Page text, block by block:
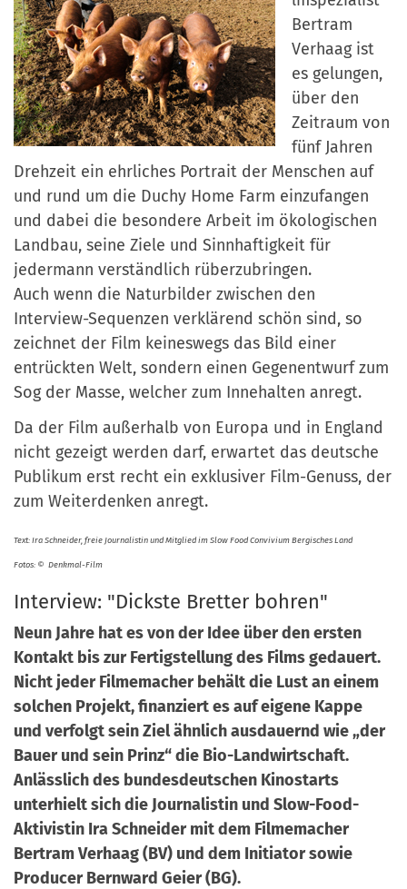
Bertram
Verhaag ist
es gelungen,
über den
Zeitraum von
fünf Jahren
Drehzeit ein ehrliches Portrait der Menschen auf
und rund um die Duchy Home Farm einzufangen
und dabei die besondere Arbeit im ökologischen
Landbau, seine Ziele und Sinnhaftigkeit für
jedermann verständlich rüberzubringen.
Auch wenn die Naturbilder zwischen den
Interview-Sequenzen verklärend schön sind, so
zeichnet der Film keineswegs das Bild einer
entrückten Welt, sondern einen Gegenentwurf zum
Sog der Masse, welcher zum Innehalten anregt.
Da der Film außerhalb von Europa und in England
nicht gezeigt werden darf, erwartet das deutsche
Publikum erst recht ein exklusiver Film-Genuss, der
zum Weiterdenken anregt.
Text: Ira Schneider, freie Journalistin und Mitglied im Slow Food Convivium Bergisches Land
Fotos: © Denkmal-Film
Interview: "Dickste Bretter bohren"
Neun Jahre hat es von der Idee über den ersten
Kontakt bis zur Fertigstellung des Films gedauert.
Nicht jeder Filmemacher behält die Lust an einem
solchen Projekt, finanziert es auf eigene Kappe
und verfolgt sein Ziel ähnlich ausdauernd wie „der
Bauer und sein Prinz“ die Bio-Landwirtschaft.
Anlässlich des bundesdeutschen Kinostarts
unterhielt sich die Journalistin und Slow-Food-
Aktivistin Ira Schneider mit dem Filmemacher
Bertram Verhaag (BV) und dem Initiator sowie
Producer Bernward Geier (BG).